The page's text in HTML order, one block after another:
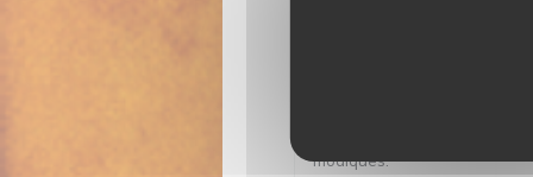
Peu habituée des avis sur
modiques.